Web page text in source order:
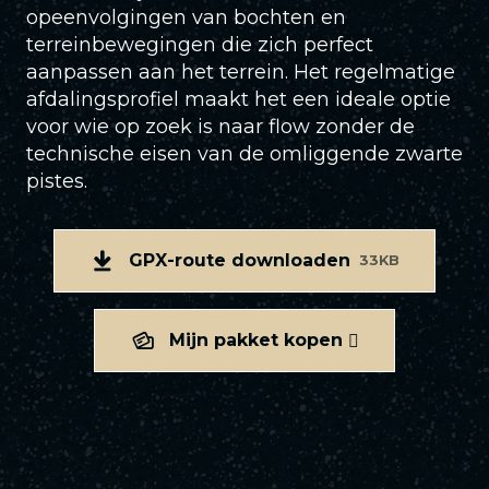
opeenvolgingen van bochten en
terreinbewegingen die zich perfect
aanpassen aan het terrein. Het regelmatige
afdalingsprofiel maakt het een ideale optie
voor wie op zoek is naar flow zonder de
technische eisen van de omliggende zwarte
pistes.
GPX-route downloaden 33KB
Mijn pakket kopen